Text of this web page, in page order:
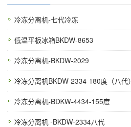
冷冻分离机-七代冷冻
低温平板冰箱BKDW-8653
冷冻分离机-BKDW-2029
冷冻分离机BKDW-2334-180度（八代）
冷冻分离机-BDKW-4434-155度
冷冻分离机 -BKDW-2334八代